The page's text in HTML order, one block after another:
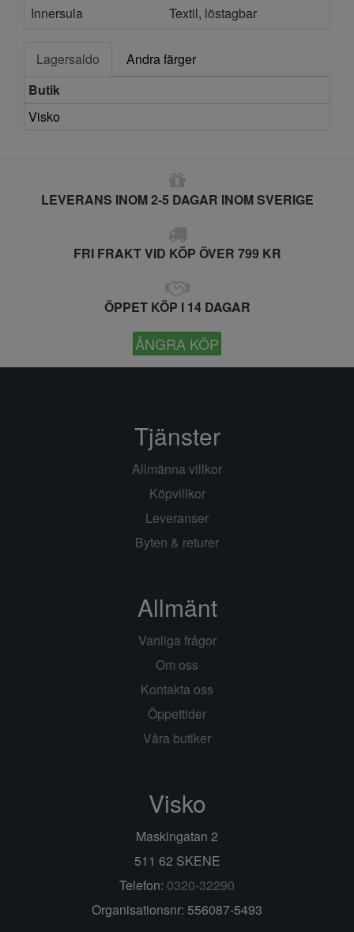
Innersula
Textil, löstagbar
Lagersaldo
Andra färger
Butik
Visko
LEVERANS INOM 2-5 DAGAR INOM SVERIGE
FRI FRAKT VID KÖP ÖVER 799 KR
ÖPPET KÖP I 14 DAGAR
ÅNGRA KÖP
Tjänster
Allmänna villkor
Köpvillkor
Leveranser
Byten & returer
Allmänt
Vanliga frågor
Om oss
Kontakta oss
Öppettider
Våra butiker
Visko
Maskingatan 2
511 62 SKENE
Telefon: 0320-32290
Organisationsnr: 556087-5493